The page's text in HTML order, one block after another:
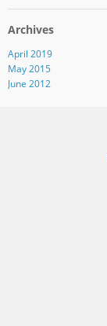
Archives
April 2019
May 2015
June 2012